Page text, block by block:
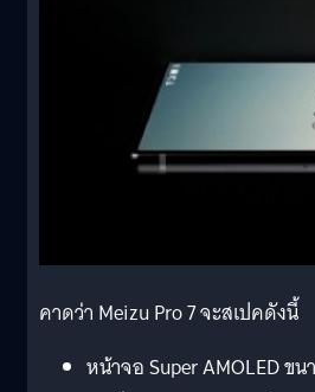
คาดว่า Meizu Pro 7 จะสเปคดังนี้
หน้าจอ Super AMOLED ข